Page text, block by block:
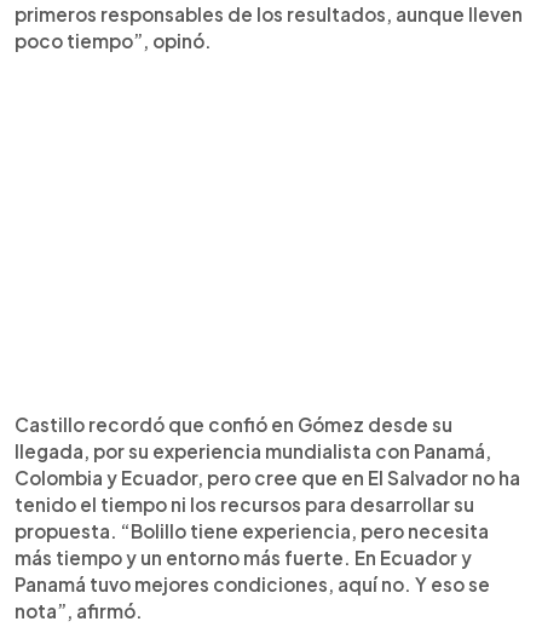
primeros responsables de los resultados, aunque lleven
poco tiempo”, opinó.
Castillo recordó que confió en Gómez desde su
llegada, por su experiencia mundialista con Panamá,
Colombia y Ecuador, pero cree que en El Salvador no ha
tenido el tiempo ni los recursos para desarrollar su
propuesta. “Bolillo tiene experiencia, pero necesita
más tiempo y un entorno más fuerte. En Ecuador y
Panamá tuvo mejores condiciones, aquí no. Y eso se
nota”, afirmó.